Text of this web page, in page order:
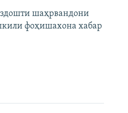
шаҳрвандони
фоҳишахона хабар